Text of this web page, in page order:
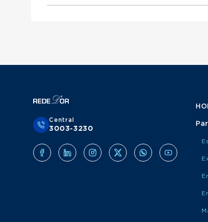
Urologista atende Porto Saúde
Central
3003-3230